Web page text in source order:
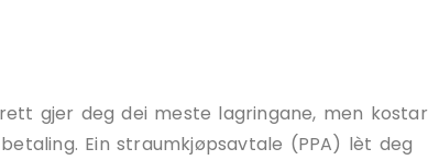
gjer deg dei meste lagringane, men kostar
Ein straumkjøpsavtale (PPA) lèt deg